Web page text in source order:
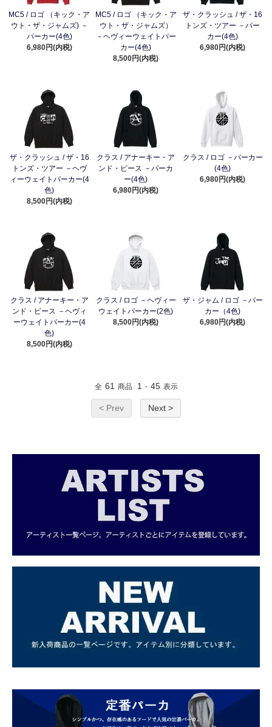
MC5 / ロゴ （キック・ア
ウト・ザ・ジャムズ) －
パーカー(4色)
6,980円(内税)
MC5 / ロゴ （キック・ア
ウト・ザ・ジャムズ）
－ヘヴィーウェイトパー
カー(4色)
8,500円(内税)
ザ・クラッシュ / ザ・16
トンズ・ツアー －パー
カー(4色)
6,980円(内税)
ザ・クラッシュ / ザ・16
トンズ・ツアー －ヘヴ
ィーウェイトパーカー(4
色)
8,500円(内税)
クラス / アナーキー・ア
ンド・ピース －パーカ
ー(4色)
6,980円(内税)
クラス / ロゴ －パーカー
(4色)
6,980円(内税)
クラス / アナーキー・ア
ンド・ピース －ヘヴィ
ーウェイトパーカー(4
色)
8,500円(内税)
クラス / ロゴ －ヘヴィー
ウェイトパーカー(2色)
8,500円(内税)
ザ・ジャム / ロゴ －パー
カー（4色)
6,980円(内税)
全 61 商品 1 - 45 表示
< Prev Next >